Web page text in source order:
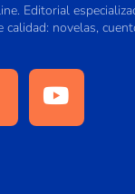
Editorial
calidad: novelas,